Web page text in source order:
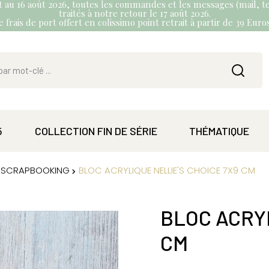
16 août 2026, toutes les commandes et les messages (mail,
traités à notre retour le 17 août 2026.
frais de port offert en colissimo point retrait à partir de 39
COLLECTION FIN DE SÉRIE THÉMATIQUE
SCRAPBOOKING BLOC ACRYLIQUE NELLIE'S CHOICE 7X9 CM
BLOC
CM